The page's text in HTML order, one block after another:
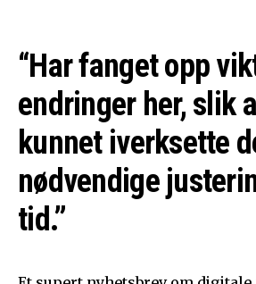
“Har fanget opp
endringer her, slik
kunnet iverksette
nødvendige
tid.”